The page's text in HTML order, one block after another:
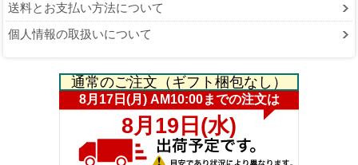
送料とお支払い方法について
個人情報の取扱いについて
通常のご注文（ギフト梱包なし）